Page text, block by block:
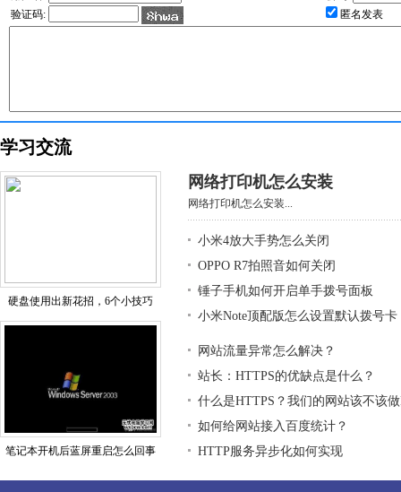
验证码:
匿名发表
学习交流
硬盘使用出新花招，6个小技巧
笔记本开机后蓝屏重启怎么回事
网络打印机怎么安装
网络打印机怎么安装...
小米4放大手势怎么关闭
OPPO R7拍照音如何关闭
锤子手机如何开启单手拨号面板
小米Note顶配版怎么设置默认拨号卡
网站流量异常怎么解决？
站长：HTTPS的优缺点是什么？
什么是HTTPS？我们的网站该不该
如何给网站接入百度统计？
HTTP服务异步化如何实现